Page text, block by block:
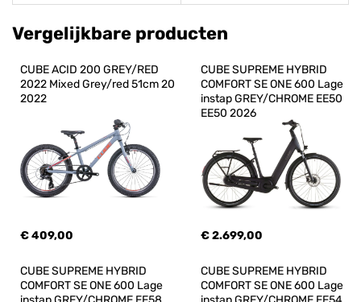
Vergelijkbare producten
CUBE ACID 200 GREY/RED
2022 Mixed Grey/red 51cm 20
2022
€ 409,00
CUBE SUPREME HYBRID
COMFORT SE ONE 600 Lage
instap GREY/CHROME EE50
EE50 2026
€ 2.699,00
CUBE SUPREME HYBRID
COMFORT SE ONE 600 Lage
CUBE SUPREME HYBRID
COMFORT SE ONE 600 Lage